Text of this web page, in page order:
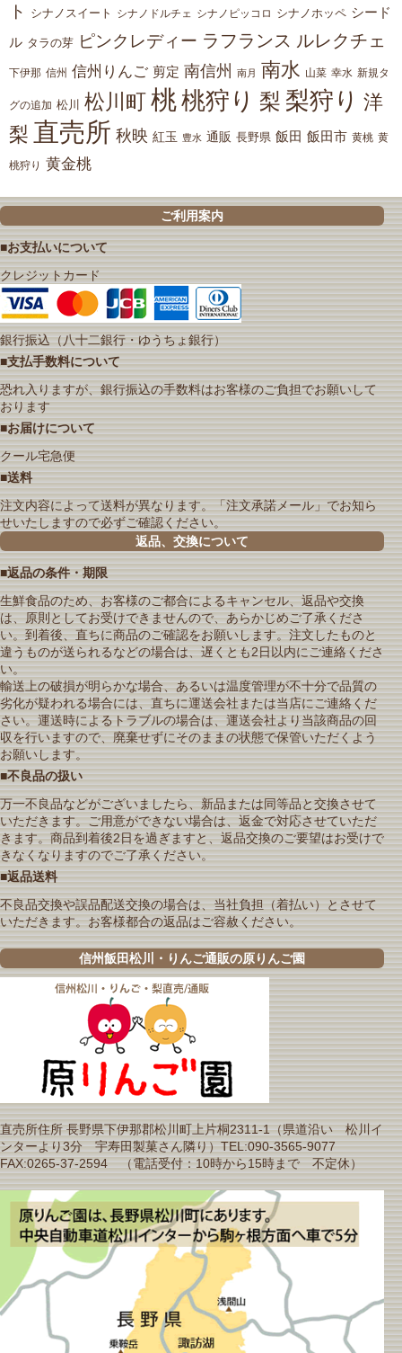
ト
シナノスイート シナノドルチェ シナノピッコロ シナノホッペ シード
ル タラの芽 ピンクレディー ラフランス ルレクチェ
下伊那 信州 信州りんご 剪定 南信州 南月 南水 山菜 幸水 新規タ
グの追加 松川 松川町 桃桃狩り 梨 梨狩り 洋
梨 直売所 秋映 紅玉 豊水 通販 長野県 飯田 飯田市 黄桃 黄
桃狩り 黄金桃
ご利用案内
■お支払いについて
クレジットカード
銀行振込（八十二銀行・ゆうちょ銀行）
■支払手数料について
恐れ入りますが、銀行振込の手数料はお客様のご負担でお願いして
おります
■お届けについて
クール宅急便
■送料
注文内容によって送料が異なります。「注文承諾メール」でお知ら
せいたしますので必ずご確認ください。
返品、交換について
■返品の条件・期限
生鮮食品のため、お客様のご都合によるキャンセル、返品や交換
は、原則としてお受けできませんので、あらかじめご了承くださ
い。到着後、直ちに商品のご確認をお願いします。注文したものと
違うものが送られるなどの場合は、遅くとも2日以内にご連絡くださ
い。
輸送上の破損が明らかな場合、あるいは温度管理が不十分で品質の
劣化が疑われる場合には、直ちに運送会社または当店にご連絡くだ
さい。運送時によるトラブルの場合は、運送会社より当該商品の回
収を行いますので、廃棄せずにそのままの状態で保管いただくよう
お願いします。
■不良品の扱い
万一不良品などがございましたら、新品または同等品と交換させて
いただきます。ご用意ができない場合は、返金で対応させていただ
きます。商品到着後2日を過ぎますと、返品交換のご要望はお受けで
きなくなりますのでご了承ください。
■返品送料
不良品交換や誤品配送交換の場合は、当社負担（着払い）とさせて
いただきます。お客様都合の返品はご容赦ください。
信州飯田松川・りんご通販の原りんご園
直売所住所 長野県下伊那郡松川町上片桐2311-1（県道沿い 松川イ
ンターより3分 宇寿田製菓さん隣り）TEL:090-3565-9077
FAX:0265-37-2594 （電話受付：10時から15時まで 不定休）